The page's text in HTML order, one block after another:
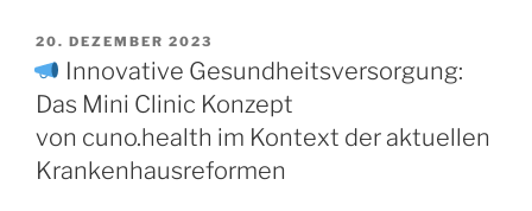
20. DEZEMBER 2023
Innovative Gesundheitsversorgung:
Das Mini Clinic Konzept
von cuno.health im Kontext der aktuellen
Krankenhausreformen